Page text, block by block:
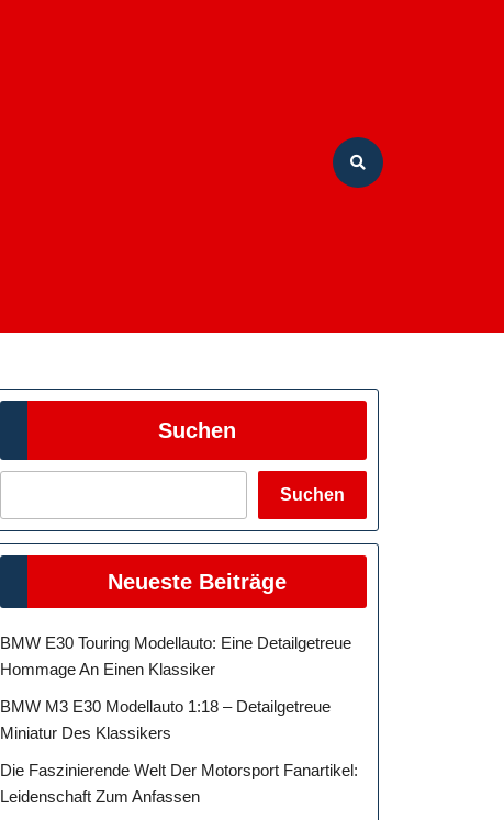
Suchen
Suchen
Neueste Beiträge
BMW E30 Touring Modellauto: Eine Detailgetreue
Hommage An Einen Klassiker
BMW M3 E30 Modellauto 1:18 – Detailgetreue
Miniatur Des Klassikers
Die Faszinierende Welt Der Motorsport Fanartikel:
Leidenschaft Zum Anfassen